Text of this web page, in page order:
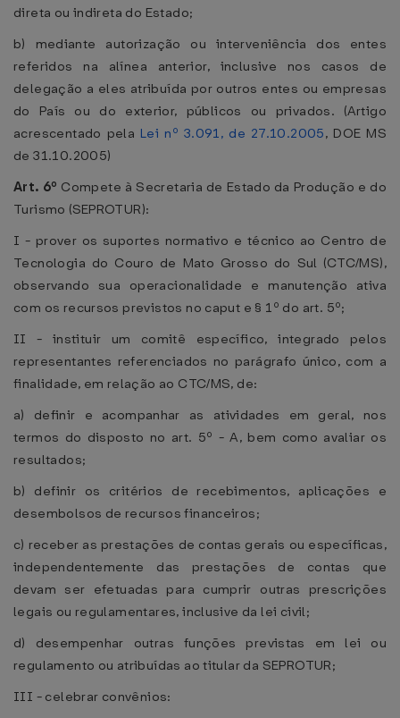
direta ou indireta do Estado;
b) mediante autorização ou interveniência dos entes
referidos na alínea anterior, inclusive nos casos de
delegação a eles atribuída por outros entes ou empresas
do País ou do exterior, públicos ou privados. (Artigo
acrescentado pela Lei nº 3.091, de 27.10.2005, DOE MS
de 31.10.2005)
Art. 6º Compete à Secretaria de Estado da Produção e do
Turismo (SEPROTUR):
I - prover os suportes normativo e técnico ao Centro de
Tecnologia do Couro de Mato Grosso do Sul (CTC/MS),
observando sua operacionalidade e manutenção ativa
com os recursos previstos no caput e § 1º do art. 5º;
II - instituir um comitê específico, integrado pelos
representantes referenciados no parágrafo único, com a
finalidade, em relação ao CTC/MS, de:
a) definir e acompanhar as atividades em geral, nos
termos do disposto no art. 5º - A, bem como avaliar os
resultados;
b) definir os critérios de recebimentos, aplicações e
desembolsos de recursos financeiros;
c) receber as prestações de contas gerais ou específicas,
independentemente das prestações de contas que
devam ser efetuadas para cumprir outras prescrições
legais ou regulamentares, inclusive da lei civil;
d) desempenhar outras funções previstas em lei ou
regulamento ou atribuídas ao titular da SEPROTUR;
III - celebrar convênios: